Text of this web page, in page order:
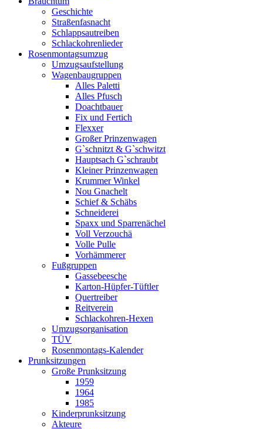
Geschichte
Straßenfasnacht
Schlappsautreiben
Schlackohrenlieder
Rosenmontagsumzug
Umzugsaufstellung
Wagenbaugruppen
Alles Paletti
Alles Pfusch
Doachtbauer
Fix und Fertich
Flexxer
Großer Prinzenwagen
Gˋschnitzt & Gˋschwitzt
Hauptsach G`schraubt
Kleiner Prinzenwagen
Krummer Winkel
Nou Gnachelt
Schief & Schäbs
Schneiderei
Spaxx und Sparrenächel
Voll Verzouchä
Volle Pulle
Vorhämmerer
Fußgruppen
Gassebeesche
Karton-Hüpfer-Tüftler
Quertreiber
Reitverein
Schlackohren-Hexen
Umzugsorganisation
TÜV
Rosenmontags-Kalender
Prunksitzungen
Große Prunksitzung
1959
1964
1985
Kinderprunksitzung
Akteure